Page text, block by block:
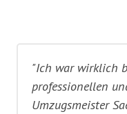
"Ich war wirklich
professionellen
Umzugsmeister